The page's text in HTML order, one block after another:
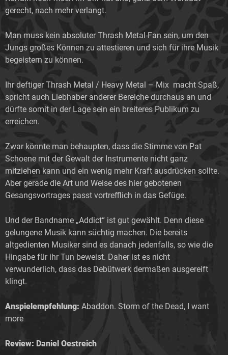
gerecht, nach mehr verlangt.
Man muss kein absoluter Thrash Metal-Fan sein, um den
Jungs großes Können zu attestieren und sich für ihre Musik
begeistern zu können.
Ihr deftiger Thrash Metal / Heavy Metal – Mix macht Spaß,
spricht auch Liebhaber anderer Bereiche durchaus an und
dürfte somit in der Lage sein ein breiteres Publikum zu
erreichen.
Zwar könnte man behaupten, dass die Stimme von Pat
Schoene mit der Gewalt der Instrumente nicht ganz
mitziehen kann und ein wenig mehr Kraft ausdrücken sollte.
Aber gerade die Art und Weise des hier gebotenen
Gesangsvortrages passt vortrefflich in das Gefüge.
Und der Bandname „Addict“ ist gut gewählt. Denn diese
gelungene Musik kann süchtig machen. Die bereits
altgedienten Musiker sind es danach jedenfalls, so wie die
Hingabe für ihr Tun beweist. Daher ist es nicht
verwunderlich, dass das Debütwerk dermaßen ausgereift
klingt.
Anspielempfehlung: Abaddon. Storm of the Dead, I want
more
Review: Daniel Oestreich